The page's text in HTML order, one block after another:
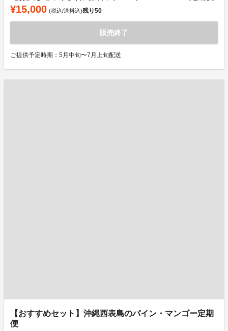
¥15,000 (税込/送料込)残り50
販売終了
ご提供予定時期：5月中旬〜7月上旬配送
【おすすめセット】沖縄西表島のパイン・マンゴー定期
便